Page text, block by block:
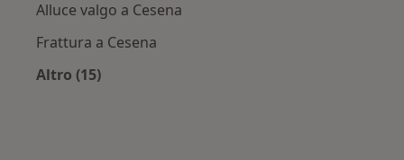
Alluce valgo a Cesena
Frattura a Cesena
Altro (15)